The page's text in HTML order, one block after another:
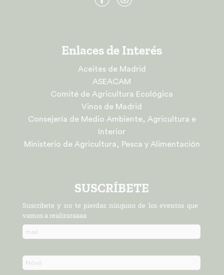
Enlaces de Interés
Aceites de Madrid
ASEACAM
Comité de Agricultura Ecológica
Vinos de Madrid
Consejería de Medio Ambiente, Agricultura e
Interior
Ministerio de Agricultura, Pesca y Alimentación
SUSCRÍBETE
Suscríbete y no te pierdas ninguno de los eventos que
vamos a realizaraaaa